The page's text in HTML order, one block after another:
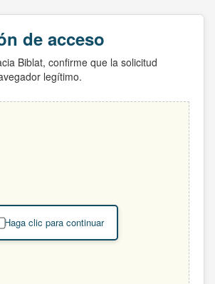
de acceso
Biblat, confirme que la solicitud
legítimo.
Haga clic para continuar